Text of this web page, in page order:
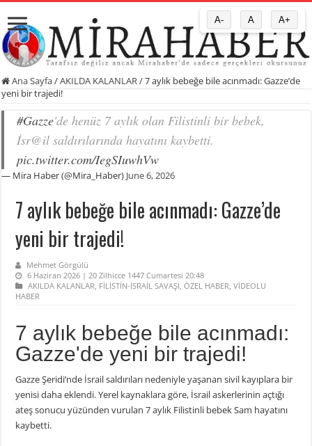
Ana Sayfa/AKILDA KALANLAR /7 aylık bebeğe bile acınmadı: Gazze’de
yeni bir trajedi!
#Gazze'de henüz 7 aylık olan Filistinli bir bebek,
İsr@il saldırılarında hayatını kaybetti.
pic.twitter.com/IegSIuwhVw
— Mira Haber (@Mira_Haber) June 6, 2026
7 aylık bebeğe bile acınmadı: Gazze’de
yeni bir trajedi!
Mehmet Görgülü
6 Haziran 2026 | 20 Zilhicce 1447 Cumartesi 20:48
AKILDA KALANLAR FİLİSTİN-İSRAİL SAVAŞI ,ÖZEL HABER ,VİDEOLU
HABER
7 aylık bebeğe bile acınmadı:
Gazze'de yeni bir trajedi!
Gazze Şeridi’nde İsrail saldırıları nedeniyle yaşanan sivil kayıplara bir
yenisi daha eklendi. Yerel kaynaklara göre, İsrail askerlerinin açtığı
ateş sonucu yüzünden vurulan 7 aylık Filistinli bebek Sam hayatını
kaybetti.
A- A A+